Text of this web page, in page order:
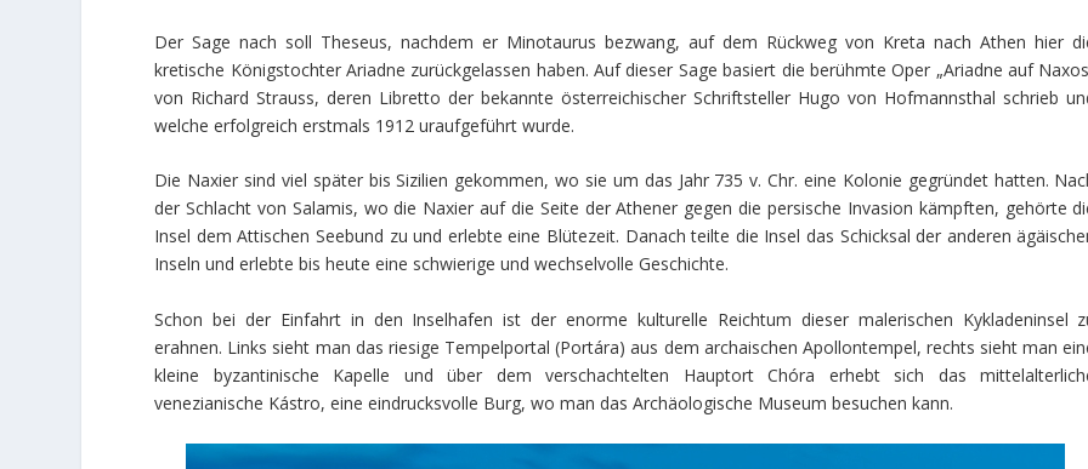
Der Sage nach soll Theseus, nachdem er Minotaurus bezwang, auf dem Rückweg von Kreta nach Athen hier
kretische Königstochter Ariadne zurückgelassen haben. Auf dieser Sage basiert die berühmte Oper „Ariadne auf
von Richard Strauss, deren Libretto der bekannte österreichischer Schriftsteller Hugo von Hofmannsthal schrieb
welche erfolgreich erstmals 1912 uraufgeführt wurde.
Die Naxier sind viel später bis Sizilien gekommen, wo sie um das Jahr 735 v. Chr. eine Kolonie gegründet hatten.
der Schlacht von Salamis, wo die Naxier auf die Seite der Athener gegen die persische Invasion kämpften, gehörte
Insel dem Attischen Seebund zu und erlebte eine Blütezeit. Danach teilte die Insel das Schicksal der anderen
Inseln und erlebte bis heute eine schwierige und wechselvolle Geschichte.
Schon bei der Einfahrt in den Inselhafen ist der enorme kulturelle Reichtum dieser malerischen Kykladeninsel
erahnen. Links sieht man das riesige Tempelportal (Portára) aus dem archaischen Apollontempel, rechts sieht man
kleine byzantinische Kapelle und über dem verschachtelten Hauptort Chóra erhebt sich das
venezianische Kástro, eine eindrucksvolle Burg, wo man das Archäologische Museum besuchen kann.